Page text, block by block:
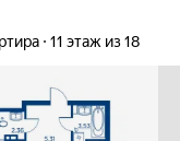
11 этаж из 18